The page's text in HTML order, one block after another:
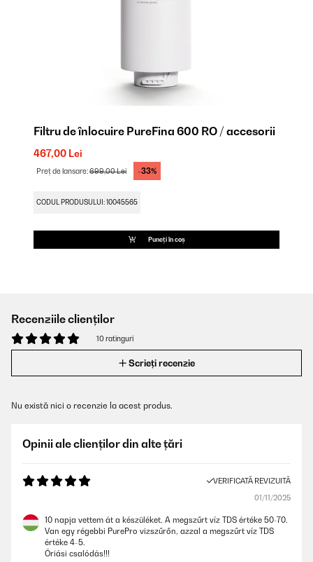
Filtru de înlocuire PureFina 600 RO / accesorii
467,00 Lei
Preț de lansare:699,00 Lei -33%
CODUL PRODUSULUI: 10045565
Puneți în coș
Recenziile clienților
10 ratinguri
Scrieți recenzie
Nu există nici o recenzie la acest produs.
Opinii ale clienților din alte țări
VERIFICATĂ REVIZUITĂ
01/11/2025
10 napja vettem át a készüléket. A megszűrt víz TDS értéke 50-70.
Van egy régebbi PurePro vizszűrőn, azzal a megszűrt víz TDS
értéke 4-5.
Óriási csalódás!!!